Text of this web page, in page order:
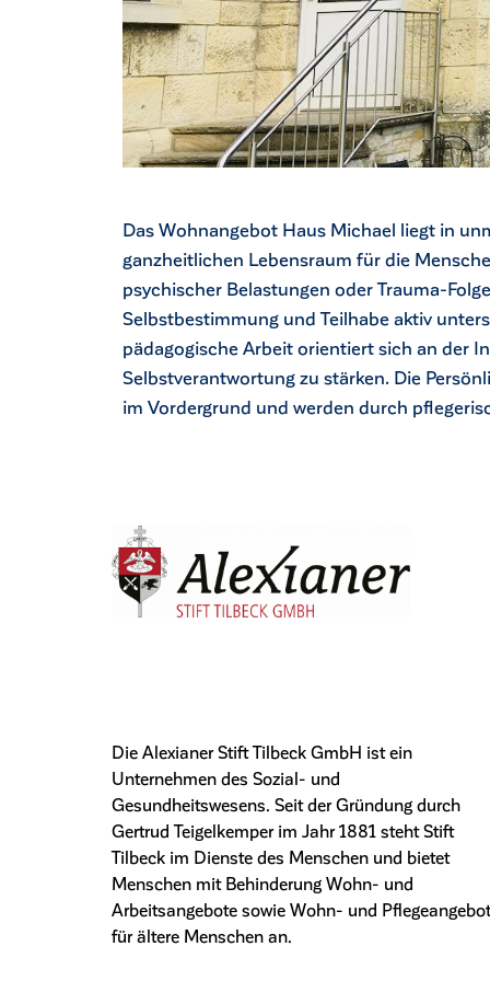
Das Wohnangebot Haus Michael liegt in
ganzheitlichen Lebensraum für die
psychischer Belastungen oder Trauma-
Selbstbestimmung und Teilhabe aktiv
pädagogische Arbeit orientiert sich an der
Selbstverantwortung zu stärken. Die
im Vordergrund und werden durch
Die Alexianer Stift Tilbeck GmbH ist ein
Unternehmen des Sozial- und
Gesundheitswesens. Seit der Gründung durch
Gertrud Teigelkemper im Jahr 1881 steht Stift
Tilbeck im Dienste des Menschen und bietet
Menschen mit Behinderung Wohn- und
Arbeitsangebote sowie Wohn- und
für ältere Menschen an.